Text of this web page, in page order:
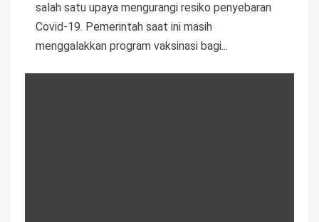
salah satu upaya mengurangi resiko penyebaran
Covid-19. Pemerintah saat ini masih
menggalakkan program vaksinasi bagi...